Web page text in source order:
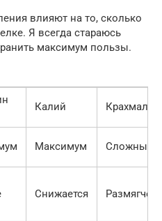
влияют на то, сколько
Я всегда стараюсь
максимум пользы.
Калий Крахмал
Максимум Сложный
Снижается Размягчен